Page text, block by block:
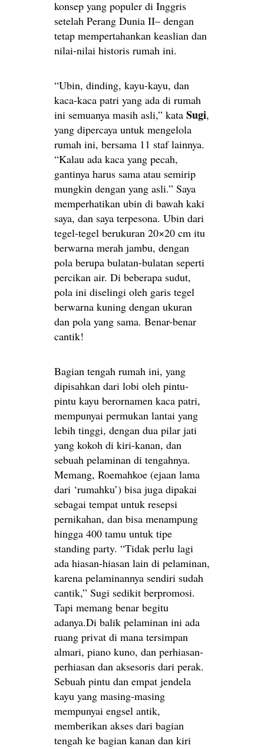
konsep yang populer di Inggris
setelah Perang Dunia II– dengan
tetap mempertahankan keaslian dan
nilai-nilai historis rumah ini.
“Ubin, dinding, kayu-kayu, dan
kaca-kaca patri yang ada di rumah
ini semuanya masih asli,” kata Sugi,
yang dipercaya untuk mengelola
rumah ini, bersama 11 staf lainnya.
“Kalau ada kaca yang pecah,
gantinya harus sama atau semirip
mungkin dengan yang asli.” Saya
memperhatikan ubin di bawah kaki
saya, dan saya terpesona. Ubin dari
tegel-tegel berukuran 20×20 cm itu
berwarna merah jambu, dengan
pola berupa bulatan-bulatan seperti
percikan air. Di beberapa sudut,
pola ini diselingi oleh garis tegel
berwarna kuning dengan ukuran
dan pola yang sama. Benar-benar
cantik!
Bagian tengah rumah ini, yang
dipisahkan dari lobi oleh pintu-
pintu kayu berornamen kaca patri,
mempunyai permukan lantai yang
lebih tinggi, dengan dua pilar jati
yang kokoh di kiri-kanan, dan
sebuah pelaminan di tengahnya.
Memang, Roemahkoe (ejaan lama
dari ‘rumahku’) bisa juga dipakai
sebagai tempat untuk resepsi
pernikahan, dan bisa menampung
hingga 400 tamu untuk tipe
standing party. “Tidak perlu lagi
ada hiasan-hiasan lain di pelaminan,
karena pelaminannya sendiri sudah
cantik,” Sugi sedikit berpromosi.
Tapi memang benar begitu
adanya.Di balik pelaminan ini ada
ruang privat di mana tersimpan
almari, piano kuno, dan perhiasan-
perhiasan dan aksesoris dari perak.
Sebuah pintu dan empat jendela
kayu yang masing-masing
mempunyai engsel antik,
memberikan akses dari bagian
tengah ke bagian kanan dan kiri